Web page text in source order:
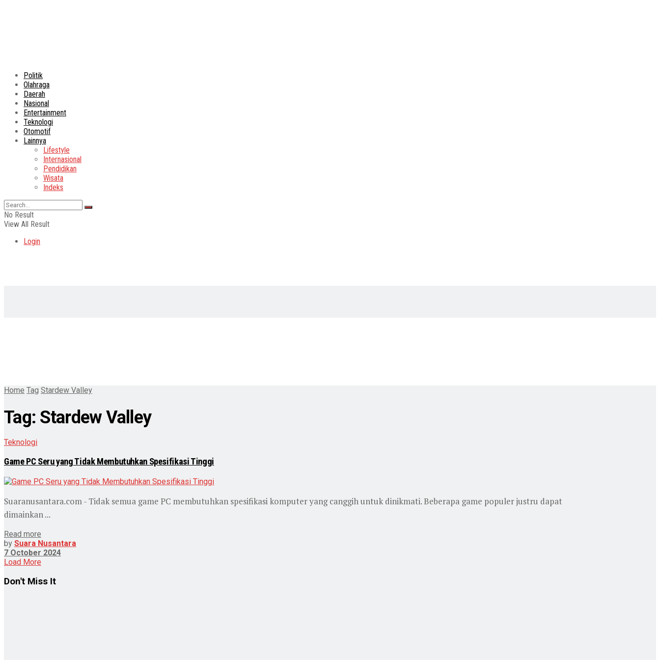
Politik
Olahraga
Daerah
Nasional
Entertainment
Teknologi
Otomotif
Lainnya
Lifestyle
Internasional
Pendidikan
Wisata
Indeks
No Result
View All Result
Login
Home Tag Stardew Valley
Tag: Stardew Valley
Teknologi
Game PC Seru yang Tidak Membutuhkan Spesifikasi Tinggi
Suaranusantara.com - Tidak semua game PC membutuhkan spesifikasi komputer yang canggih untuk dinikmati. Beberapa game populer justru dapat
dimainkan ...
Read more
by Suara Nusantara
7 October 2024
Load More
Don't Miss It